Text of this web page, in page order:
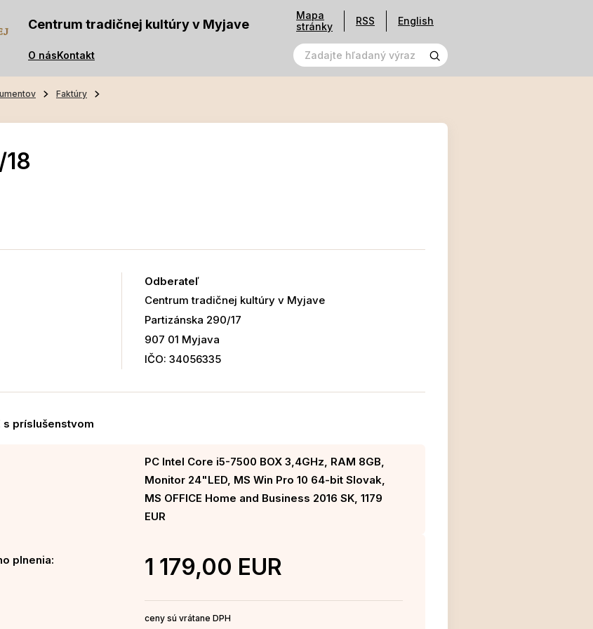
Centrum tradičnej kultúry v Myjave
O násKontakt
Mapa
stránky
RSS English
Faktúry
Odberateľ
Centrum tradičnej kultúry v Myjave
Partizánska 290/17
907 01 Myjava
IČO: 34056335
s príslušenstvom
PC Intel Core i5-7500 BOX 3,4GHz, RAM 8GB,
Monitor 24"LED, MS Win Pro 10 64-bit Slovak,
MS OFFICE Home and Business 2016 SK, 1179
EUR
plnenia: 1 179,00 EUR
ceny sú vrátane DPH